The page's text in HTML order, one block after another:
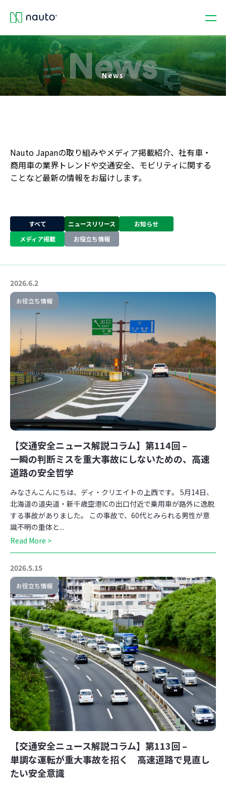
News
Nauto Japanの取り組みやメディア掲載紹介、社有車・
商用車の業界トレンドや交通安全、モビリティに関する
ことなど最新の情報をお届けします。
すべて ニュースリリース
お知らせ
メディア掲載
お役立ち情報
2026.6.2
お役立ち情報
【交通安全ニュース解説コラム】第114回 –
一瞬の判断ミスを重大事故にしないための、高速
道路の安全哲学
みなさんこんにちは、ディ・クリエイトの上西です。 5月14日、
北海道の道央道・新千歳空港ICの出口付近で乗用車が路外に逸脱
する事故がありました。 この事故で、60代とみられる男性が意
識不明の重体と...
Read More >
2026.5.15
お役立ち情報
【交通安全ニュース解説コラム】第113回 –
単調な運転が重大事故を招く 高速道路で見直し
たい安全意識